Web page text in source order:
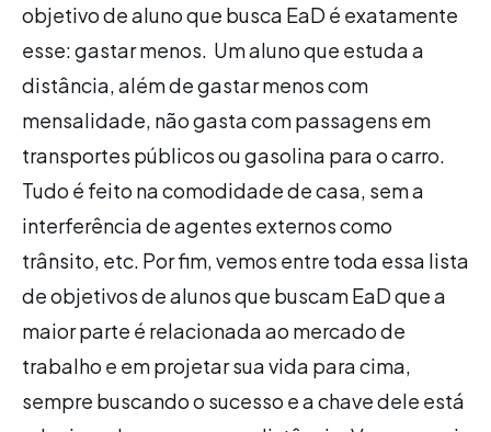
objetivo de aluno que busca EaD é exatamente
esse: gastar menos. Um aluno que estuda a
distância, além de gastar menos com
mensalidade, não gasta com passagens em
transportes públicos ou gasolina para o carro.
Tudo é feito na comodidade de casa, sem a
interferência de agentes externos como
trânsito, etc. Por fim, vemos entre toda essa lista
de objetivos de alunos que buscam EaD que a
maior parte é relacionada ao mercado de
trabalho e em projetar sua vida para cima,
sempre buscando o sucesso e a chave dele está